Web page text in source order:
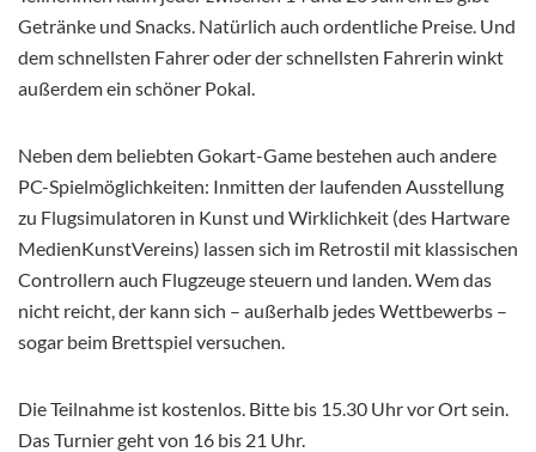
Getränke und Snacks. Natürlich auch ordentliche Preise. Und
dem schnellsten Fahrer oder der schnellsten Fahrerin winkt
außerdem ein schöner Pokal.
Neben dem beliebten Gokart-Game bestehen auch andere
PC-Spielmöglichkeiten: Inmitten der laufenden Ausstellung
zu Flugsimulatoren in Kunst und Wirklichkeit (des Hartware
MedienKunstVereins) lassen sich im Retrostil mit klassischen
Controllern auch Flugzeuge steuern und landen. Wem das
nicht reicht, der kann sich – außerhalb jedes Wettbewerbs –
sogar beim Brettspiel versuchen.
Die Teilnahme ist kostenlos. Bitte bis 15.30 Uhr vor Ort sein.
Das Turnier geht von 16 bis 21 Uhr.